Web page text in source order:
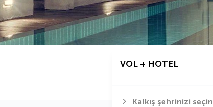
VOL + HOTEL
Kalkış şehrinizi seçin